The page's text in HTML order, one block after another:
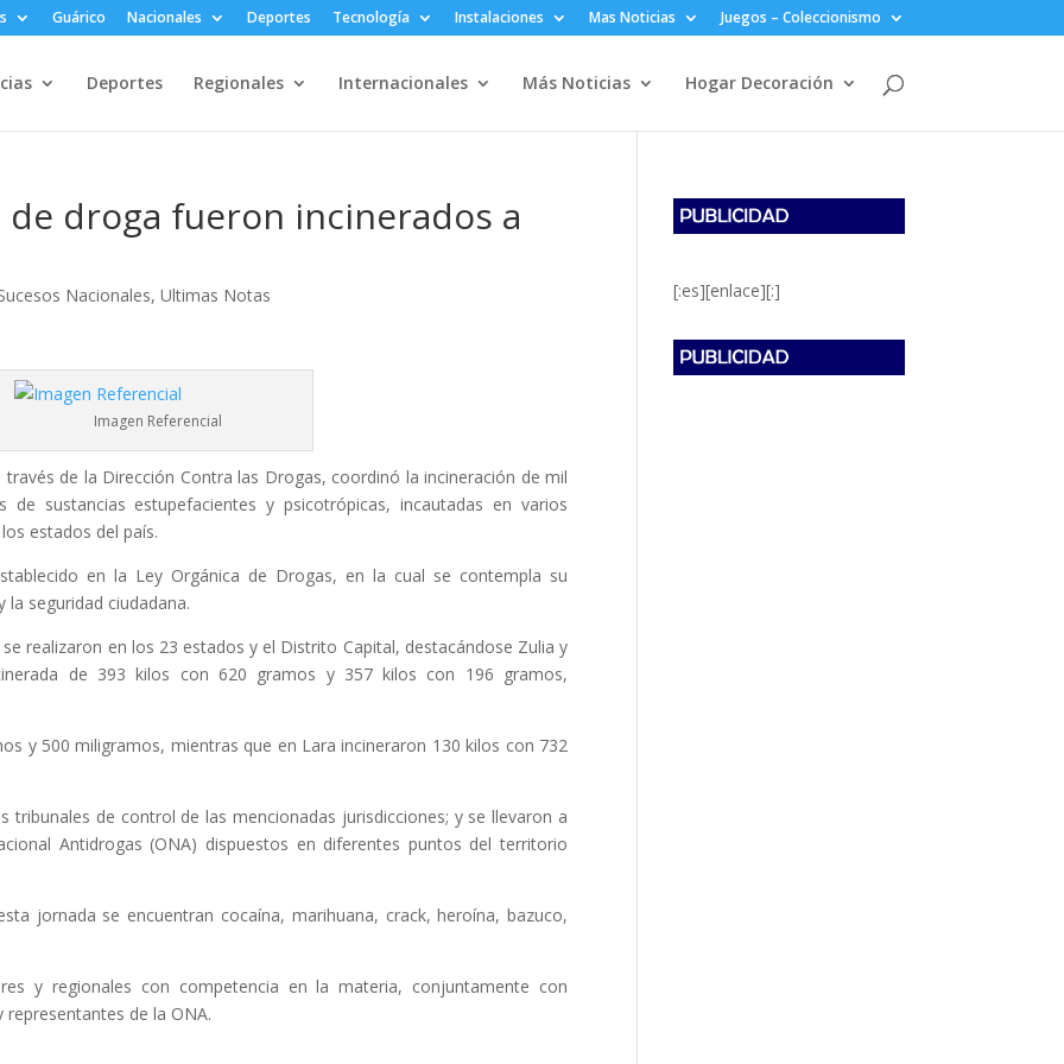
Guárico Nacionales Deportes Tecnología Instalaciones Mas Noticias Juegos – Coleccionismo
Deportes Regionales Internacionales Más Noticias Hogar Decoración
droga fueron incinerados a
Nacionales,Ultimas Notas
Referencial
través de la Dirección Contra las Drogas, coordinó la incineración de mil
sustancias estupefacientes y psicotrópicas, incautadas en varios
estados del país.
en la Ley Orgánica de Drogas, en la cual se contempla su
seguridad ciudadana.
realizaron en los 23 estados y el Distrito Capital, destacándose Zulia y
de 393 kilos con 620 gramos y 357 kilos con 196 gramos,
y 500 miligramos, mientras que en Lara incineraron 130 kilos con 732
de control de las mencionadas jurisdicciones; y se llevaron a
Antidrogas (ONA) dispuestos en diferentes puntos del territorio
jornada se encuentran cocaína, marihuana, crack, heroína, bazuco,
y regionales con competencia en la materia, conjuntamente con
de la ONA.
[:es][enlace][:]